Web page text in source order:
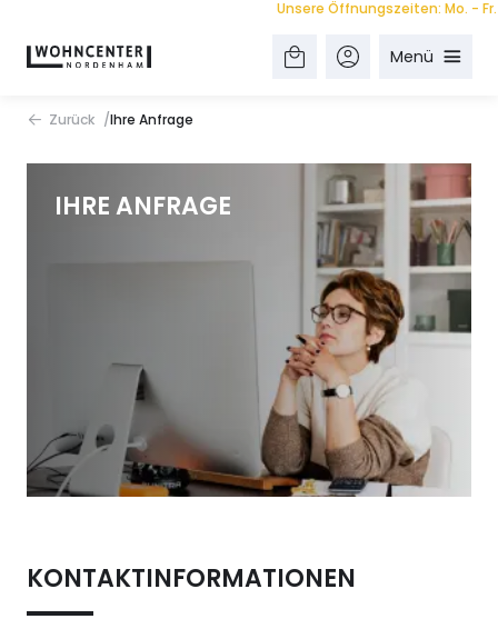
Unsere Öffnungszeiten: Mo. - Fr.
Menü
Zurück Ihre Anfrage
IHRE ANFRAGE
KONTAKTINFORMATIONEN